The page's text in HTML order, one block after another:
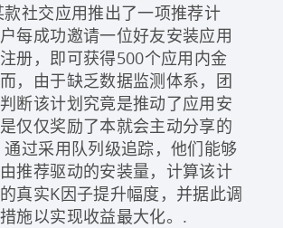
款社交应用推出了一项推荐计
每成功邀请一位好友安装应用
册，即可获得500个应用内金
，由于缺乏数据监测体系，团
断该计划究竟是推动了应用安
仅仅奖励了本就会主动分享的
通过采用队列级追踪，他们能够
推荐驱动的安装量，计算该计
真实K因子提升幅度，并据此调
施以实现收益最大化。.